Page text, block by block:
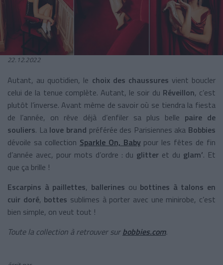
22.12.2022
Autant, au quotidien, le choix des chaussures vient boucler
celui de la tenue complète. Autant, le soir du Réveillon, c’est
plutôt l’inverse. Avant même de savoir où se tiendra la fiesta
de l’année, on rêve déjà d’enfiler sa plus belle paire de
souliers. La love brand préférée des Parisiennes aka Bobbies
dévoile sa collection Sparkle On, Babypour les fêtes de fin
d’année avec, pour mots d’ordre : du glitter et du glam’. Et
que ça brille !
Escarpins à paillettes, ballerines ou bottines à talons en
cuir doré, bottes sublimes à porter avec une minirobe, c’est
bien simple, on veut tout !
Toute la collection à retrouver surbobbies.com.